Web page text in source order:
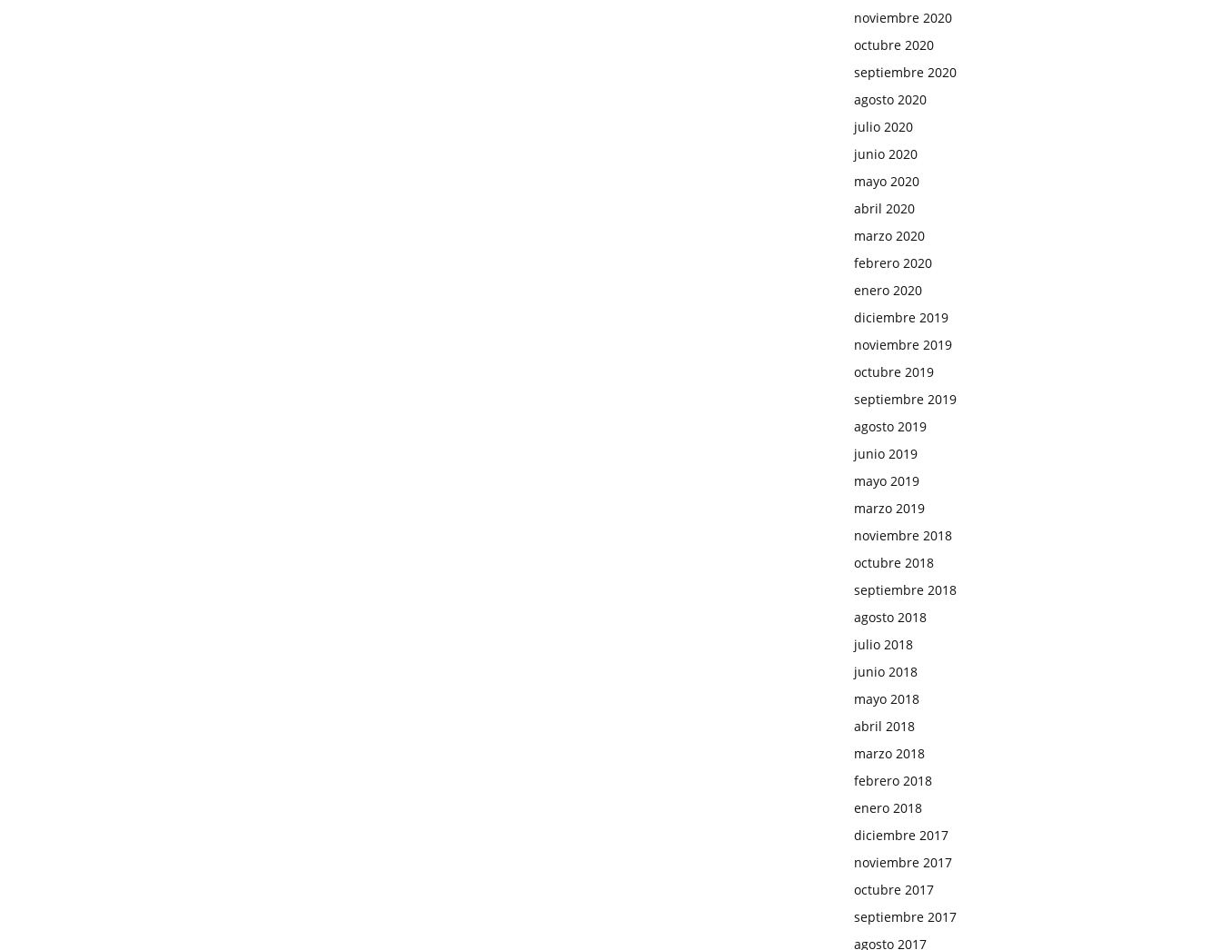
noviembre 2020
octubre 2020
septiembre 2020
agosto 2020
julio 2020
junio 2020
mayo 2020
abril 2020
marzo 2020
febrero 2020
enero 2020
diciembre 2019
noviembre 2019
octubre 2019
septiembre 2019
agosto 2019
junio 2019
mayo 2019
marzo 2019
noviembre 2018
octubre 2018
septiembre 2018
agosto 2018
julio 2018
junio 2018
mayo 2018
abril 2018
marzo 2018
febrero 2018
enero 2018
diciembre 2017
noviembre 2017
octubre 2017
septiembre 2017
agosto 2017